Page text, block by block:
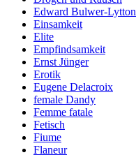
Edward Bulwer-Lytton
Einsamkeit
Elite
Empfindsamkeit
Ernst Jünger
Erotik
Eugene Delacroix
female Dandy
Femme fatale
Fetisch
Fiume
Flaneur